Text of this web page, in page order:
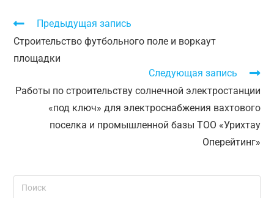
Предыдущая запись
Строительство футбольного поле и воркаут
площадки
Следующая запись
Работы по строительству солнечной электростанции
«под ключ» для электроснабжения вахтового
поселка и промышленной базы ТОО «Урихтау
Оперейтинг»